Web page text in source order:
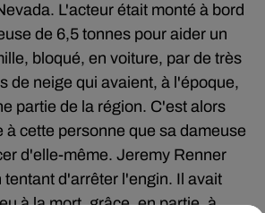
L'acteur était monté à bord
de 6,5 tonnes pour aider un
bloqué, en voiture, par de très
de neige qui avaient, à l'époque,
partie de la région. C'est alors
à cette personne que sa dameuse
d'elle-même. Jeremy Renner
tentant d'arrêter l'engin. Il avait
à la mort, grâce, en partie, à